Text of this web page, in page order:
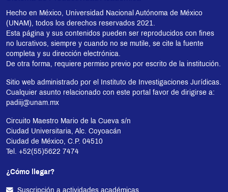
Hecho en México, Universidad Nacional Autónoma de México
(UNAM), todos los derechos reservados 2021.
Esta página y sus contenidos pueden ser reproducidos con fines
no lucrativos, siempre y cuando no se mutile, se cite la fuente
completa y su dirección electrónica.
De otra forma, requiere permiso previo por escrito de la institución.
Sitio web administrado por el Instituto de Investigaciones Jurídicas.
Cualquier asunto relacionado con este portal favor de dirigirse a:
padiij@unam.mx
Circuito Maestro Mario de la Cueva s/n
Ciudad Universitaria, Alc. Coyoacán
Ciudad de México, C.P. 04510
Tel. +52(55)5622 7474
¿Cómo llegar?